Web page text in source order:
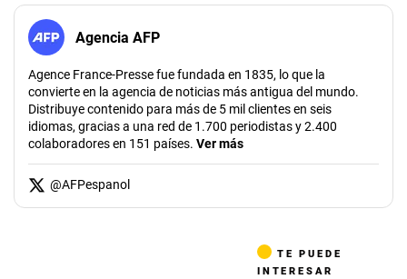
Agencia AFP
Agence France-Presse fue fundada en 1835, lo que la
convierte en la agencia de noticias más antigua del mundo.
Distribuye contenido para más de 5 mil clientes en seis
idiomas, gracias a una red de 1.700 periodistas y 2.400
colaboradores en 151 países. Ver más
@AFPespanol
TE PUEDE
INTERESAR